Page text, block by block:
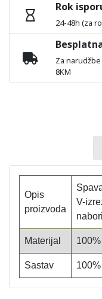
Rok
24-48h (za
Za
8KM
Opis
proizvoda
V-
Materijal
Sastav